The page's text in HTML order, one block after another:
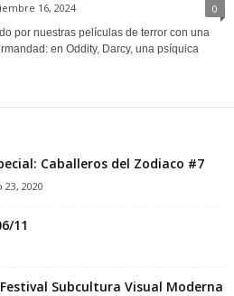
16, 2024 0
por nuestras películas de terror con una
en Oddity, Darcy, una psíquica
Caballeros del Zodiaco #7
23, 2020
11
Subcultura Visual Moderna